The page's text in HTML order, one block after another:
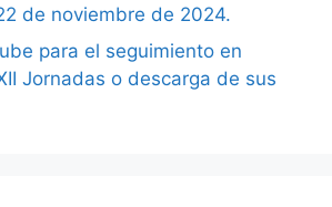
de noviembre de 2024.
para el seguimiento en
Jornadas o descarga de sus